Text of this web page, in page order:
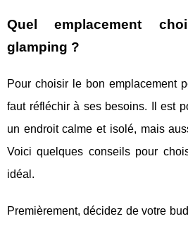
Quel emplacement
glamping ?
Pour choisir le bon emplacement
faut réfléchir à ses besoins. Il est
un endroit calme et isolé, mais
Voici quelques conseils pour
idéal.
Premièrement, décidez de votre